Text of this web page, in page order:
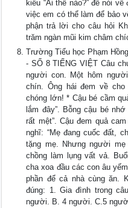
kiểu “Ai thế nào?” để nói
việc em có thể làm để bảo
phận trả lời cho câu hỏi
trăm ngàn mũi kim châm
Trường Tiểu học Phạm
- SỐ 8 TIẾNG VIỆT Câu
người con. Một hôm
chín. Ông hái đem về
chóng lớn! * Cậu bé cầm
lắm đây”. Bỗng cậu bé
rất mệt”. Cậu đem quả
nghĩ: “Mẹ đang cuốc đất,
tặng mẹ. Nhưng người
chồng làm lụng vất vả.
cha xoa đầu các con âu
phần để cả nhà cùng ăn.
đúng: 1. Gia đình trong
người. B. 4 người. C.5